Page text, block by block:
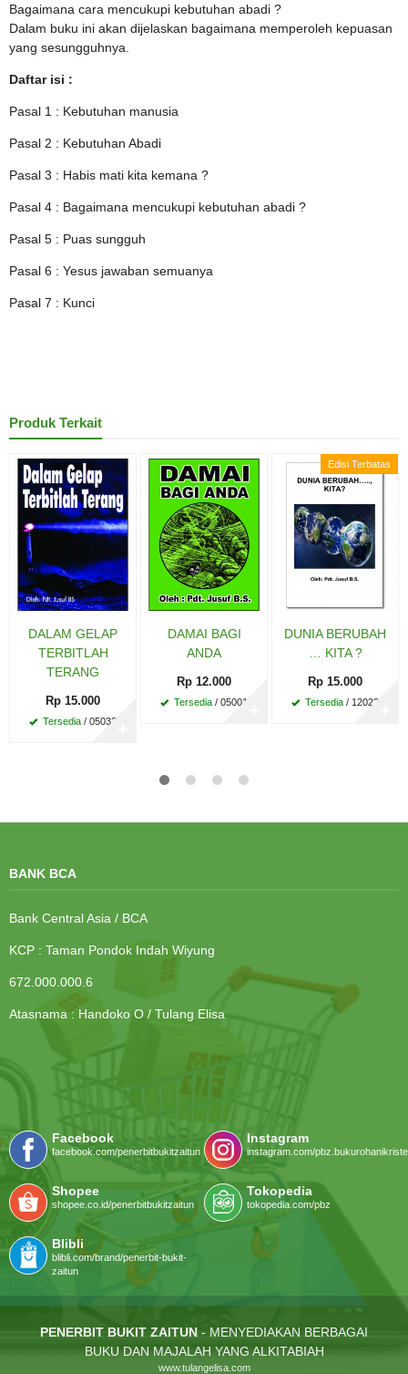
Bagaimana cara mencukupi kebutuhan abadi ?
Dalam buku ini akan dijelaskan bagaimana memperoleh kepuasan
yang sesungguhnya.
Daftar isi :
Pasal 1 : Kebutuhan manusia
Pasal 2 : Kebutuhan Abadi
Pasal 3 : Habis mati kita kemana ?
Pasal 4 : Bagaimana mencukupi kebutuhan abadi ?
Pasal 5 : Puas sungguh
Pasal 6 : Yesus jawaban semuanya
Pasal 7 : Kunci
Produk Terkait
DALAM GELAP
TERBITLAH
TERANG
Rp 15.000
Tersedia / 05032
DAMAI BAGI
ANDA
Rp 12.000
Tersedia / 05001
Edisi Terbatas
DUNIA BERUBAH
… KITA ?
Rp 15.000
Tersedia / 12022
BANK BCA
Bank Central Asia / BCA
KCP : Taman Pondok Indah Wiyung
672.000.000.6
Atasnama : Handoko O / Tulang Elisa
Facebook
facebook.com/penerbitbukitzaitun
Instagram
instagram.com/
Shopee
shopee.co.id/penerbitbukitzaitun
Tokopedia
tokopedia.com/pbz
Blibli
blibli.com/brand/penerbit-bukit-
zaitun
PENERBIT BUKIT ZAITUN - MENYEDIAKAN BERBAGAI
BUKU DAN MAJALAH YANG ALKITABIAH
www.tulangelisa.com